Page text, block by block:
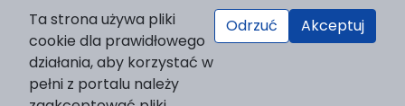
W celu zainicjowania oraz utrzymania sesji logowania, a
także w celach statystycznych, strona wykorzystuje pliki
cookies.Deklaracja dostępności
Ta strona używa pliki
cookie dla prawidłowego
działania, aby korzystać w
pełni z portalu należy
Odrzuć Akceptuj